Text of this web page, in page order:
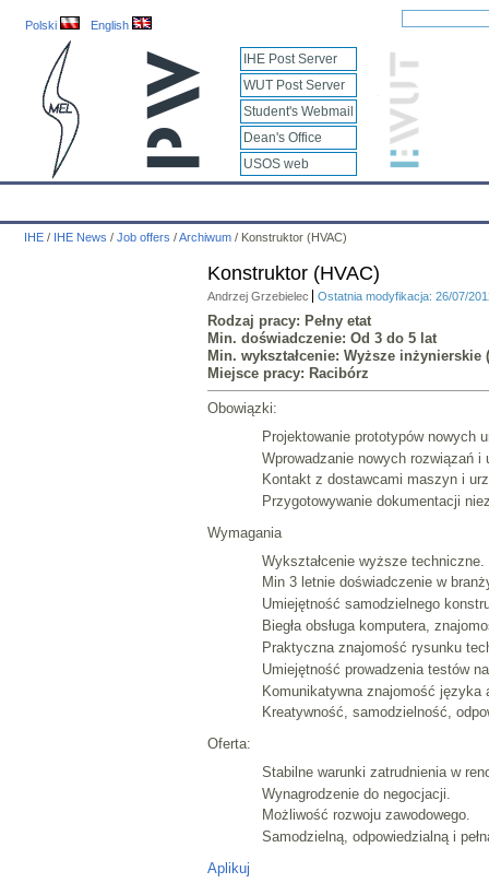
Polski English
IHE Post Server
WUT Post Server
Student's Webmail
Dean's Office
USOS web
IHE / IHE News / Job offers /Archiwum / Konstruktor (HVAC)
Konstruktor (HVAC)
Andrzej Grzebielec Ostatnia modyfikacja: 26/07/
Rodzaj pracy: Pełny etat
Min. doświadczenie: Od 3 do 5 lat
Min. wykształcenie: Wyższe
Miejsce pracy: Racibórz
Obowiązki:
Projektowanie prototypów nowych
Wprowadzanie nowych rozwiązań
Kontakt z dostawcami maszyn i
Przygotowywanie dokumentacji
Wymagania
Wykształcenie wyższe techniczne.
Min 3 letnie doświadczenie w
Umiejętność samodzielnego
Biegła obsługa komputera,
Praktyczna znajomość rysunku
Umiejętność prowadzenia testów
Komunikatywna znajomość języka
Kreatywność, samodzielność,
Oferta:
Stabilne warunki zatrudnienia w
Wynagrodzenie do negocjacji.
Możliwość rozwoju zawodowego.
Samodzielną, odpowiedzialną i
Aplikuj